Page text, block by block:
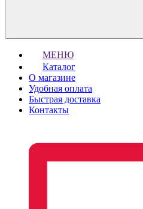
МЕНЮ
Каталог
О магазине
Удобная оплата
Быстрая доставка
Контакты